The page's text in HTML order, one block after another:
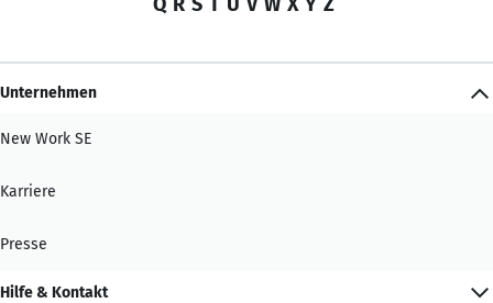
Unternehmen
New Work SE
Karriere
Presse
Hilfe & Kontakt